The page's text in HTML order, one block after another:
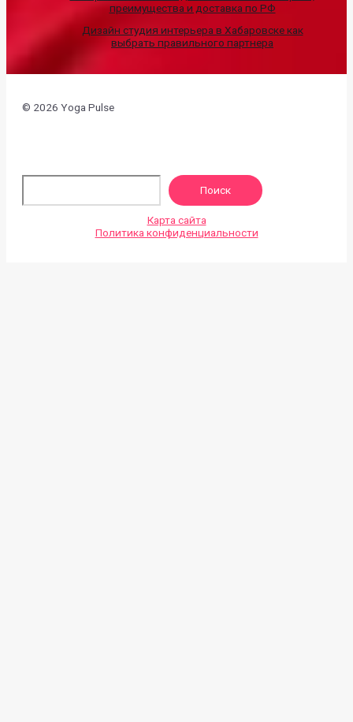
преимущества и доставка по РФ
Дизайн студия интерьера в Хабаровске как
выбрать правильного партнера
© 2026 Yoga Pulse
Поиск
Карта сайта
Политика конфиденциальности